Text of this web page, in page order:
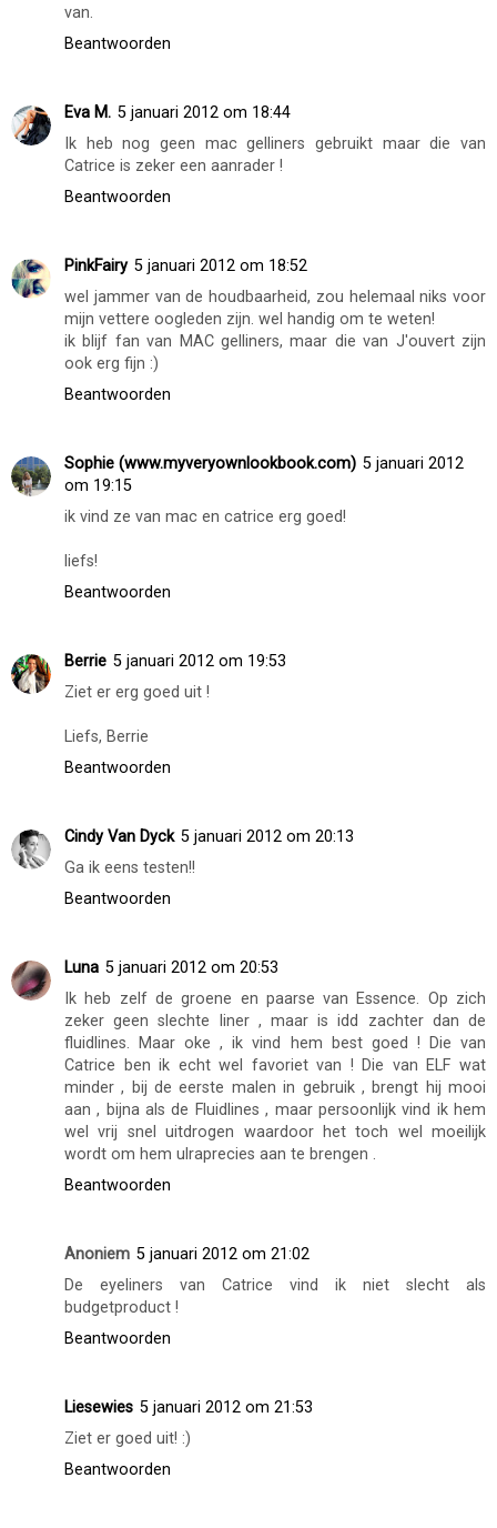
van.
Beantwoorden
Eva M. 5 januari 2012 om 18:44
Ik heb nog geen mac gelliners gebruikt maar die van
Catrice is zeker een aanrader !
Beantwoorden
PinkFairy 5 januari 2012 om 18:52
wel jammer van de houdbaarheid, zou helemaal niks voor
mijn vettere oogleden zijn. wel handig om te weten!
ik blijf fan van MAC gelliners, maar die van J'ouvert zijn
ook erg fijn :)
Beantwoorden
Sophie (www.myveryownlookbook.com) 5 januari 2012
om 19:15
ik vind ze van mac en catrice erg goed!
liefs!
Beantwoorden
Berrie 5 januari 2012 om 19:53
Ziet er erg goed uit !
Liefs, Berrie
Beantwoorden
Cindy Van Dyck 5 januari 2012 om 20:13
Ga ik eens testen!!
Beantwoorden
Luna 5 januari 2012 om 20:53
Ik heb zelf de groene en paarse van Essence. Op zich
zeker geen slechte liner , maar is idd zachter dan de
fluidlines. Maar oke , ik vind hem best goed ! Die van
Catrice ben ik echt wel favoriet van ! Die van ELF wat
minder , bij de eerste malen in gebruik , brengt hij mooi
aan , bijna als de Fluidlines , maar persoonlijk vind ik hem
wel vrij snel uitdrogen waardoor het toch wel moeilijk
wordt om hem ulraprecies aan te brengen .
Beantwoorden
Anoniem 5 januari 2012 om 21:02
De eyeliners van Catrice vind ik niet slecht als
budgetproduct !
Beantwoorden
Liesewies 5 januari 2012 om 21:53
Ziet er goed uit! :)
Beantwoorden